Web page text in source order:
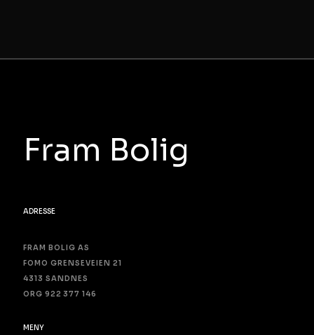
Fram Bolig
ADRESSE
FRAM BOLIG AS
FOMO GRENSEVEIEN 21
4313 SANDNES
ORG 922 377 146
MENY